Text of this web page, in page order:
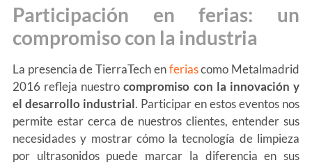
Participación en ferias: un
compromiso con la industria
La presencia de TierraTech enferiascomo Metalmadrid
2016 refleja nuestrocompromiso con la innovación y
el desarrollo industrial. Participar en estos eventos nos
permite estar cerca de nuestros clientes, entender sus
necesidades y mostrar cómo la tecnología de limpieza
por ultrasonidos puede marcar la diferencia en sus